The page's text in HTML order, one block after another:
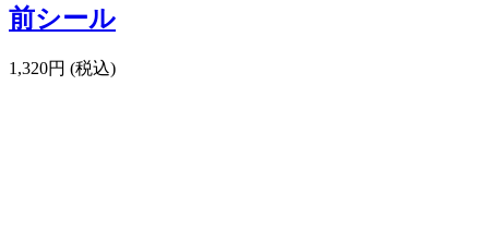
前シール
1,320円 (税込)